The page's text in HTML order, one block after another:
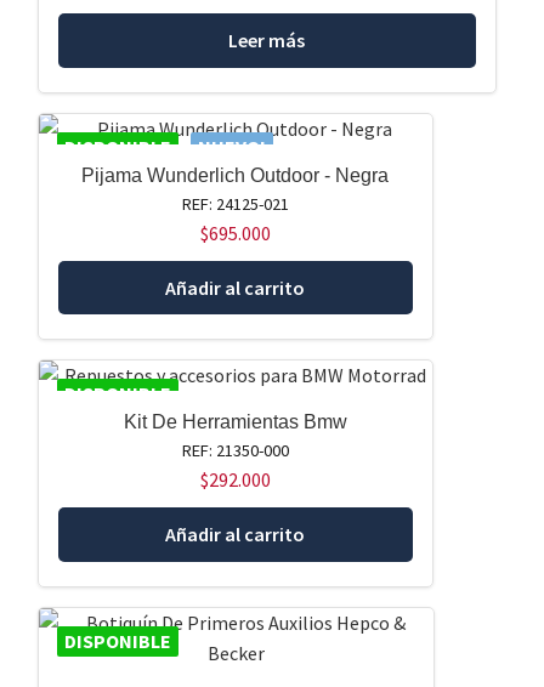
Leer más
DISPONIBLE NUEVO!
Pijama Wunderlich Outdoor - Negra
REF: 24125-021
$695.000
Añadir al carrito
DISPONIBLE
Kit De Herramientas Bmw
REF: 21350-000
$292.000
Añadir al carrito
DISPONIBLE